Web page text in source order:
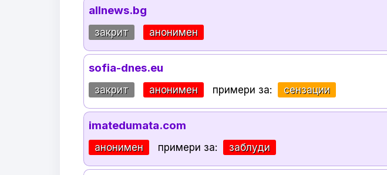
allnews.bg
закрит анонимен
sofia-dnes.eu
закрит анонимен примери за: сензации
imatedumata.com
анонимен примери за: заблуди